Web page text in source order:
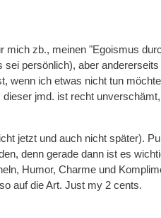
zb., meinen "Egoismus
persönlich), aber
wenn ich etwas nicht tun
jmd. ist recht
jetzt und auch nicht später).
denn gerade dann ist es
Humor, Charme und
auf die Art. Just my 2 cents.